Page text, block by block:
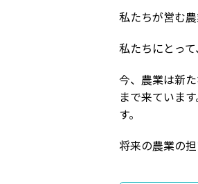
私たちが営む
私たちにとっ
今、農業は新
まで来ていま
す。
将来の農業の